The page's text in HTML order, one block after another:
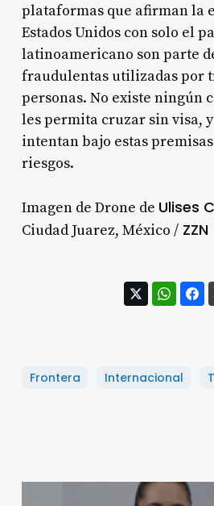
plataformas que afirman la
Estados Unidos con solo el
latinoamericano son parte
fraudulentas utilizadas por
personas. No existe ningún
les permita cruzar sin visa,
intentan bajo estas
riesgos.
Imagen de Drone de Ulises
Ciudad Juarez, México /ZZN
Frontera Internacional